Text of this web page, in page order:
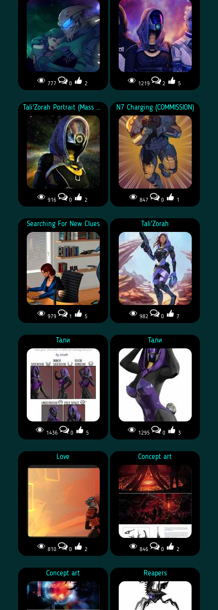
777 0 2 1219 2 5
Tali'Zorah Portrait (Mass Effect)
916 0 2
N7 Charging (COMMISSION)
847 0 1
Searching For New Clues
979 1 5
Tali'Zorah
982 0 7
Тали
1436 0 5
Тали
1295 0 3
Love
810 0 2
Concept art
846 0 2
Concept art Reapers